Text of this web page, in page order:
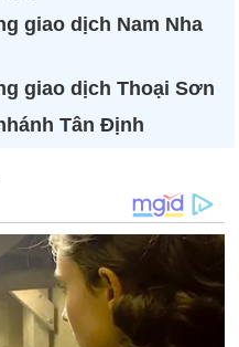
giao dịch Nam Nha
giao dịch Thoại Sơn
Tân Định